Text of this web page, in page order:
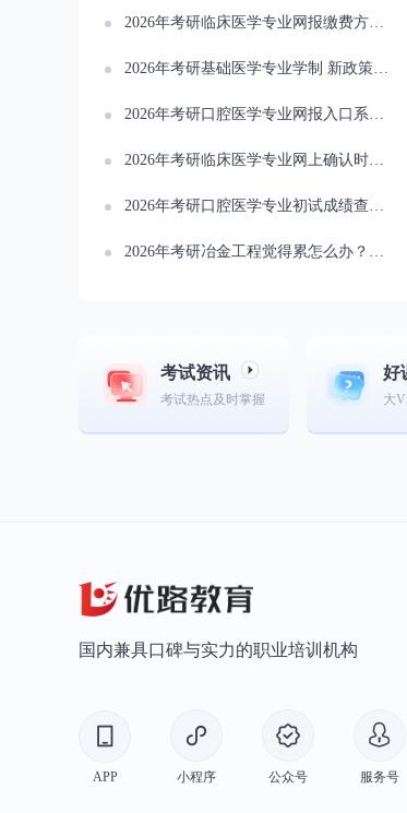
2026年考研临床医学专业网报缴费方式常见问答
2026年考研基础医学专业学制 新政策趋势剖析
2026年考研口腔医学专业网报入口系统使用公告
2026年考研临床医学专业网上确认时间官方公告发布
2026年考研口腔医学专业初试成绩查询流程：简易查询步骤指南
2026年考研冶金工程觉得累怎么办？试试这些实用小技巧
考试资讯
考试热点及时掌握
好
大
国内兼具口碑与实力的职业培训机构
APP 小程序 公众号 服务号